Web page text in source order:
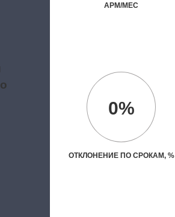
АРМ/МЕС
0%
ОТКЛОНЕНИЕ ПО СРОКАМ, %